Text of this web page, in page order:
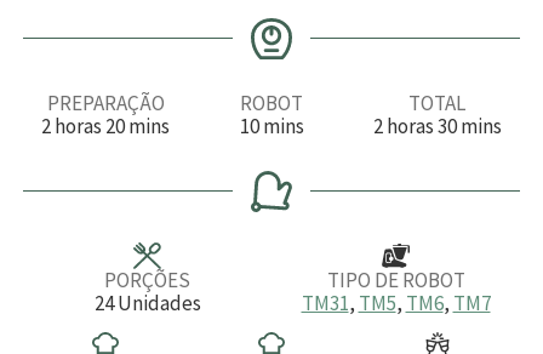
PREPARAÇÃO
2h
a
horas 20m
u
mins
ROBOT
10m
n
u
t
mins
TOTAL
2h
a
horas30m
u
mins
PORÇÕES
24 Unidades
TIPO DE ROBOT
TM31, TM5, TM6, TM7